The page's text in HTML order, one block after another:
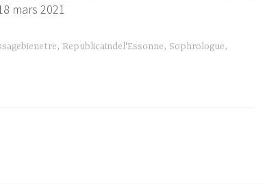
mars 2021
, Republicaindel'Essonne, Sophrologue,